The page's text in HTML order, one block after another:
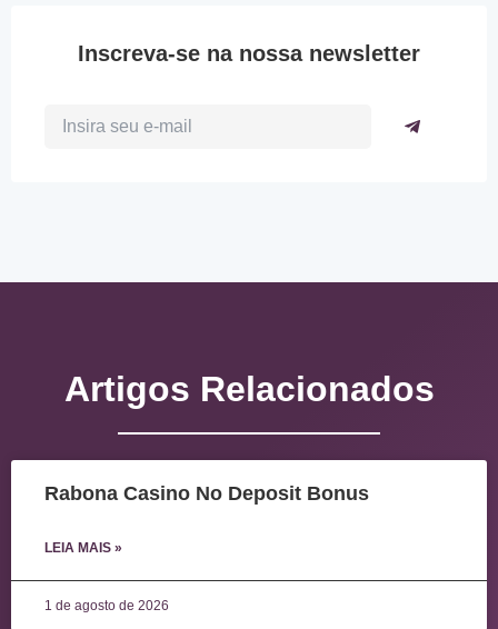
Inscreva-se na nossa newsletter
Artigos Relacionados
Rabona Casino No Deposit Bonus
LEIA MAIS »
1 de agosto de 2026